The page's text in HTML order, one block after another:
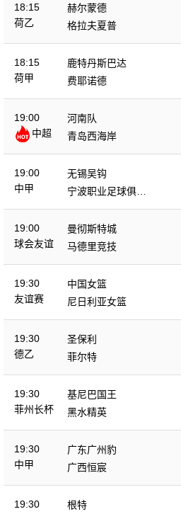
18:15
荷乙
赫尔蒙德
格拉夫夏普
18:15
荷甲
鹿特丹斯巴达
费耶诺德
19:00
中超
河南队
青岛西海岸
19:00
中甲
无锡吴钩
宁波职业足球俱乐
部
19:00
球会友谊
曼彻斯特城
马德里竞技
19:30
友谊赛
中国女篮
尼日利亚女篮
19:30
德乙
圣保利
菲尔特
19:30
菲州长杯
基尼巴国王
黑水精英
19:30
中甲
广东广州豹
广西恒宸
19:30
根特